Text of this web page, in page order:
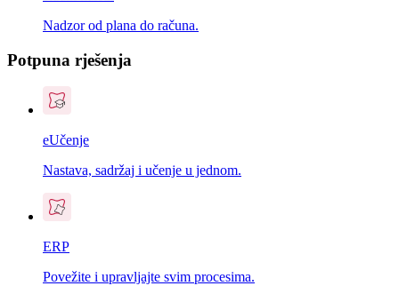
Nadzor od plana do računa.
Potpuna rješenja
eUčenje
Nastava, sadržaj i učenje u jednom.
ERP
Povežite i upravljajte svim procesima.